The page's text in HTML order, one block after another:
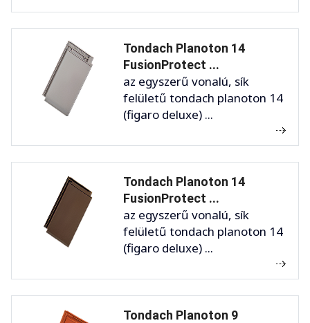
Tondach Planoton 14
FusionProtect ...
az egyszerű vonalú, sík
felületű tondach planoton 14
(figaro deluxe) ...
Tondach Planoton 14
FusionProtect ...
az egyszerű vonalú, sík
felületű tondach planoton 14
(figaro deluxe) ...
Tondach Planoton 9